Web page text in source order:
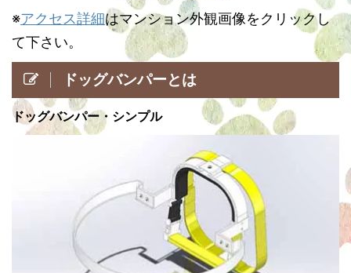
※アクセス詳細はマンション外観画像をクリックし
て下さい。
ドッグバンパーとは
ドッグバンパー・シンプル